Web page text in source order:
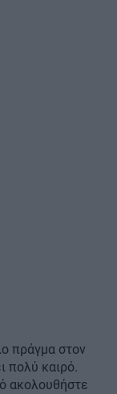
πράγμα στον
πολύ καιρό.
ακολουθήστε